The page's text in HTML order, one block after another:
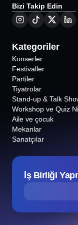
Bizi Takip Edin
Kategoriler
Konserler
Festivaller
Partiler
Tiyatrolar
Stand-up & Talk
Workshop ve Quiz
Aile ve çocuk
Mekanlar
Sanatçılar
İş Birliği